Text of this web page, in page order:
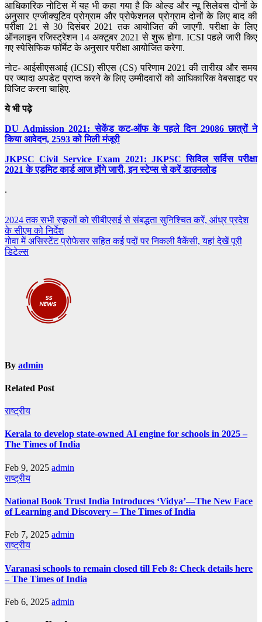
आधिकारिक नोटिस में यह भी कहा गया है कि ओल्ड और न्यू सिलेबस दोनों के
अनुसार एग्जीक्यूटिव प्रोग्राम और प्रोफेशनल प्रोग्राम दोनों के लिए बाद की
परीक्षा 21 से 30 दिसंबर 2021 तक आयोजित की जाएगी. परीक्षा के लिए
ऑनलाइन रजिस्ट्रेशन 14 अक्टूबर 2021 से शुरू होगा. ICSI पहले जारी किए
गए स्पेसिफिक फॉर्मेट के अनुसार परीक्षा आयोजित करेगा.
नोट- आईसीएसआई (ICSI) सीएस (CS) परिणाम 2021 की तारीख और समय
पर ज्यादा अपडेट प्राप्त करने के लिए उम्मीदवारों को आधिकारिक वेबसाइट पर
विजिट करना चाहिए.
ये भी पढ़े
DU Admission 2021: सेकेंड कट-ऑफ के पहले दिन 29086 छात्रों ने
किया आवेदन, 2593 को मिली मंजूरी
JKPSC Civil Service Exam 2021: JKPSC सिविल सर्विस परीक्षा
2021 के एडमिट कार्ड आज होंगे जारी, इन स्टेप्स से करें डाउनलोड
.
Post
navigation
2024 तक सभी स्कूलों को सीबीएसई से संबद्धता सुनिश्चित करें, आंध्र प्रदेश
के सीएम को निर्देश
गोवा में असिस्टेंट प्रोफेसर सहित कई पदों पर निकली वैकेंसी, यहां देखें पूरी
डिटेल्स
By admin
Related Post
राष्ट्रीय
Kerala to develop state-owned AI engine for schools in 2025 –
The Times of India
Feb 9, 2025 admin
राष्ट्रीय
National Book Trust India Introduces ‘Vidya’—The New Face
of Learning and Discovery – The Times of India
Feb 7, 2025 admin
राष्ट्रीय
Varanasi schools to remain closed till Feb 8: Check details here
– The Times of India
Feb 6, 2025 admin